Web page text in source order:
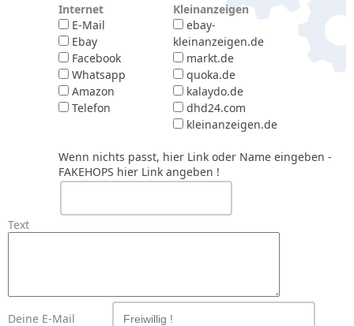
Internet
E-Mail
Ebay
Facebook
Whatsapp
Amazon
Telefon
Kleinanzeigen
ebay-
kleinanzeigen.de
markt.de
quoka.de
kalaydo.de
dhd24.com
kleinanzeigen.de
Wenn nichts passt, hier Link oder Name eingeben -
FAKEHOPS hier Link angeben !
Text
Deine E-Mail